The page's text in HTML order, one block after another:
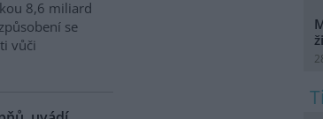
8,6 miliard
se
vůči